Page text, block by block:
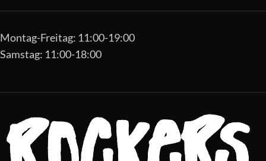
Montag-Freitag: 11:00-19:00
Samstag: 11:00-18:00